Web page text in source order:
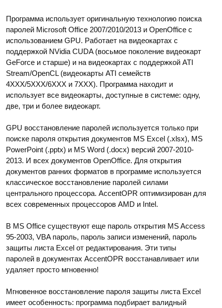
Программа использует оригинальную технологию поиска
паролей Microsoft Office 2007/2010/2013 и OpenOffice с
использованием GPU. Работает на видеокартах с
поддержкой NVidia CUDA (восьмое поколение видеокарт
GeForce и старше) и на видеокартах с поддержкой ATI
Stream/OpenCL (видеокарты ATI семейств
4XXX/5XXX/6XXX и 7XXX). Программа находит и
использует все видеокарты, доступные в системе: одну,
две, три и более видеокарт.
GPU восстановление паролей используется только при
поиске пароля открытия документов MS Excel (.xlsx), MS
PowerPoint (.pptx) и MS Word (.docx) версий 2007-2010-
2013. И всех документов OpenOffice. Для открытия
документов ранних форматов в программе используется
классическое восстановление паролей силами
центрального процессора. AccentOPR оптимизирован для
всех современных процессоров AMD и Intel.
В MS Office существуют еще пароль открытия MS Access
95-2003, VBA пароль, пароль записи изменений, пароль
защиты листа Excel от редактирования. Эти типы
паролей в документах AccentOPR восстанавливает или
удаляет просто мгновенно!
Мгновенное восстановление пароля защиты листа Excel
имеет особенность: программа подбирает валидный